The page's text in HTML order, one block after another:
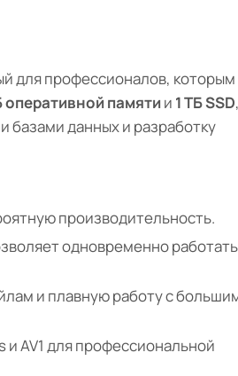
для профессионалов, которым
оперативной памятии 1 ТБ SSD
данных и разработку
производительность.
одновременно
и плавную работу с
и AV1 для профессиональной